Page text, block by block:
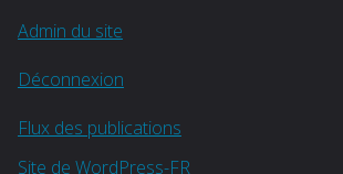
Admin du site
Déconnexion
Flux des publications
Site de WordPress-FR